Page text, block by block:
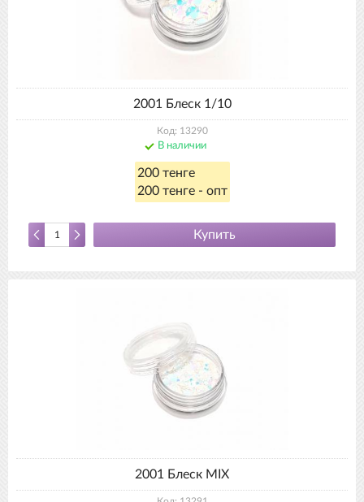
2001 Блеск 1/10
Код: 13290
В наличии
200 тенге
200 тенге - опт
Купить
2001 Блеск MIX